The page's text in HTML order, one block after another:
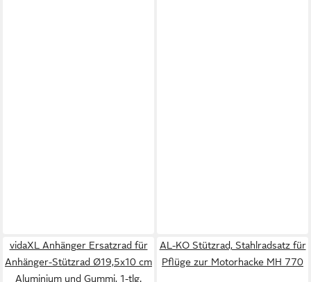
vidaXL Anhänger Ersatzrad für
Anhänger-Stützrad Ø19,5x10 cm
Aluminium und Gummi, 1-tlg.
AL-KO Stützrad, Stahlradsatz für
Pflüge zur Motorhacke MH 770